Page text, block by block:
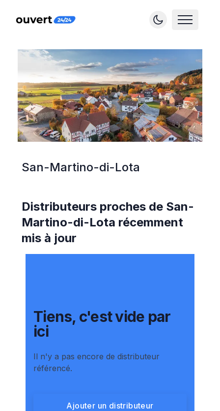
San-Martino-di-Lota
Distributeurs proches de San-
Martino-di-Lota récemment
mis à jour
Tiens, c'est vide par
ici
Il n'y a pas encore de distributeur
référencé.
Ajouter un distributeur